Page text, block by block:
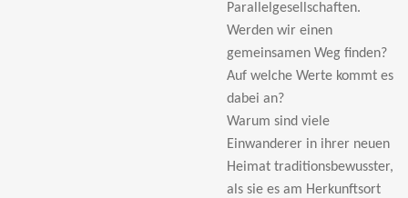
Parallelgesellschaften.
Werden wir einen
gemeinsamen Weg finden?
Auf welche Werte kommt es
dabei an?
Warum sind viele
Einwanderer in ihrer neuen
Heimat traditionsbewusster,
als sie es am Herkunftsort